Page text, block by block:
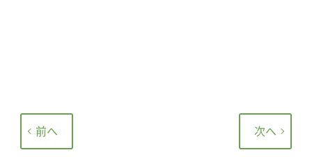
前へ 次へ